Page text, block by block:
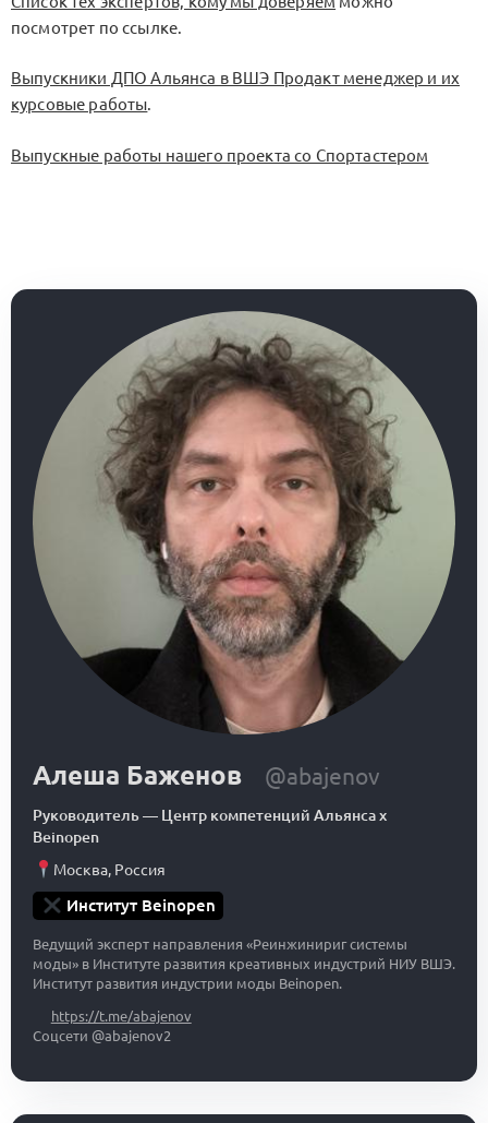
посмотрет по ссылке.
Выпускники ДПО Альянса в ВШЭ Продакт менеджер и их
курсовые работы.
Выпускные работы нашего проекта со Спортастером
Алеша Баженов @abajenov
Руководитель— Центр компетенций Альянса x
Beinopen
Москва, Россия
Институт Beinopen
Ведущий эксперт направления «Реинжинириг системы
моды» в Институте развития креативных индустрий НИУ ВШЭ.
Институт развития индустрии моды Beinopen.
https://t.me/abajenov
Соцсети @abajenov2